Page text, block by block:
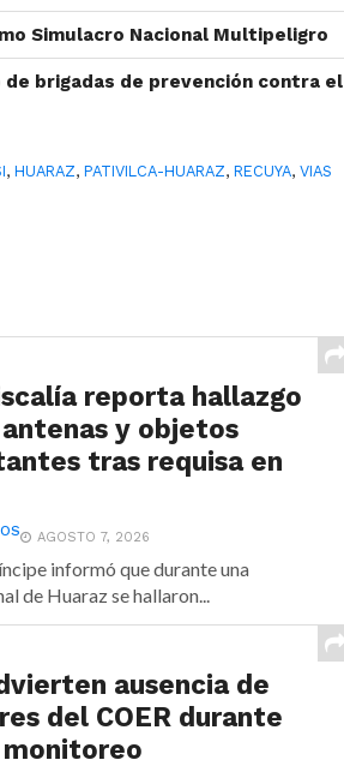
Simulacro Nacional Multipeligro
brigadas de prevención contra el
,HUARAZ,PATIVILCA-HUARAZ,RECUYA,VIAS
reporta hallazgo
y objetos
tras requisa en
AGOSTO 7, 2026
informó que durante una
de Huaraz se hallaron...
ausencia de
del COER durante